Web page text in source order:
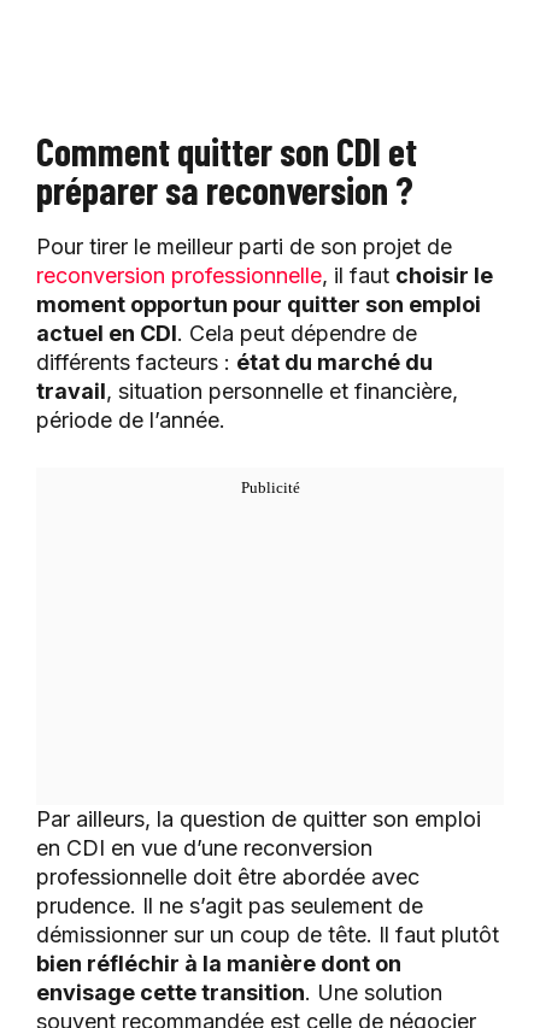
Comment quitter son CDI et
préparer sa reconversion ?
Pour tirer le meilleur parti de son projet de
reconversion professionnelle, il faut choisir le
moment opportun pour quitter son emploi
actuel en CDI. Cela peut dépendre de
différents facteurs : état du marché du
travail, situation personnelle et financière,
période de l’année.
Par ailleurs, la question de quitter son emploi
en CDI en vue d’une reconversion
professionnelle doit être abordée avec
prudence. Il ne s’agit pas seulement de
démissionner sur un coup de tête. Il faut plutôt
bien réfléchir à la manière dont on
envisage cette transition. Une solution
souvent recommandée est celle de négocier